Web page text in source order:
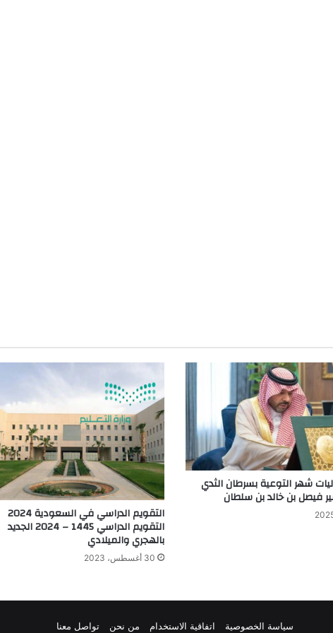
شهر التوعية بسرطان الثدي
فيصل بن خالد بن سلطان
التقويم الدراسي في السعودية 2024
التقويم الدراسي 1445 – 2024 الجديد
بالهجري والميلادي
30 أغسطس، 2023
سياسة الخصوصية اتفاقية الاستخدام من نحن تواصل معنا